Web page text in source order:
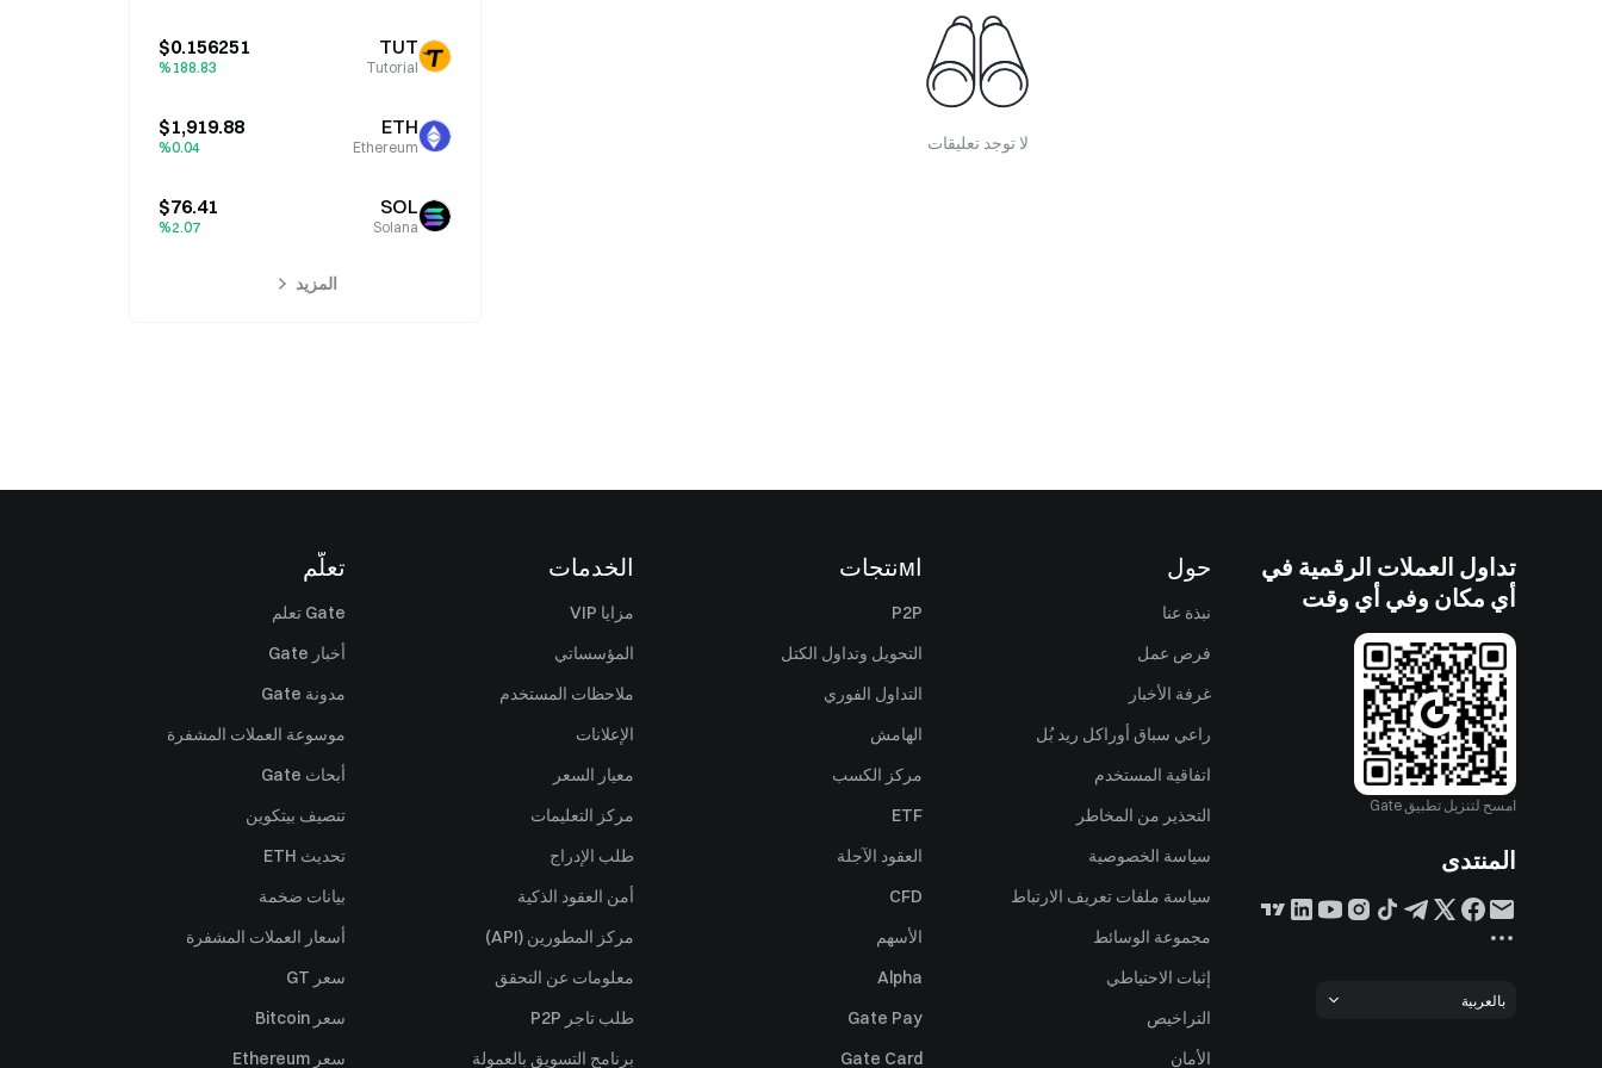
لا توجد تعليقات
TUT
Tutorial
$0.156251
%188.83
ETH
Ethereum
$1,919.88
%0.04
SOL
Solana
$76.41
%2.07
المزيد
تداول العملات الرقمية في
أي مكان وفي أي وقت
امسح لتنزيل تطبيق Gate
المنتدى
بالعربية
حول
نبذة عنا
فرص عمل
غرفة الأخبار
راعي سباق أوراكل ريد بُل
اتفاقية المستخدم
التحذير من المخاطر
سياسة الخصوصية
سياسة ملفات تعريف الارتباط
مجموعة الوسائط
إثبات الاحتياطي
التراخيص
الأمان
اмنتجات
P2P
التحويل وتداول الكتل
التداول الفوري
الهامش
مركز الكسب
ETF
العقود الآجلة
CFD
الأسهم
Alpha
Gate Pay
Gate Card
الخدمات
مزايا VIP
المؤسساتي
ملاحظات المستخدم
الإعلانات
معيار السعر
مركز التعليمات
طلب الإدراج
أمن العقود الذكية
مركز المطورين (API)
معلومات عن التحقق
طلب تاجر P2P
برنامج التسويق بالعمولة
تعلّم
Gate تعلم
أخبار Gate
مدونة Gate
موسوعة العملات المشفرة
أبحاث Gate
تنصيف بيتكوين
تحديث ETH
بيانات ضخمة
أسعار العملات المشفرة
سعر GT
سعر Bitcoin
سعر Ethereum